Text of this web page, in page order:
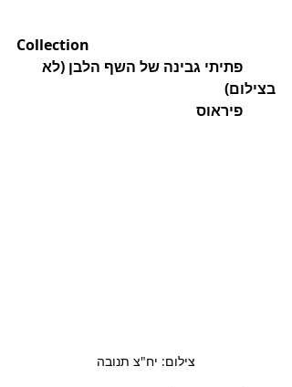
Collection
         פתיתי גבינה של השף הלבן (לא
בצילום)
צילום: יח"צ תנובה